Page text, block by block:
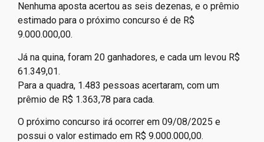
Nenhuma aposta acertou as seis dezenas, e o prêmio
estimado para o próximo concurso é de R$
9.000.000,00.
Já na quina, foram 20 ganhadores, e cada um levou R$
61.349,01.
Para a quadra, 1.483 pessoas acertaram, com um
prêmio de R$ 1.363,78 para cada.
O próximo concurso irá ocorrer em 09/08/2025 e
possui o valor estimado em R$ 9.000.000,00.